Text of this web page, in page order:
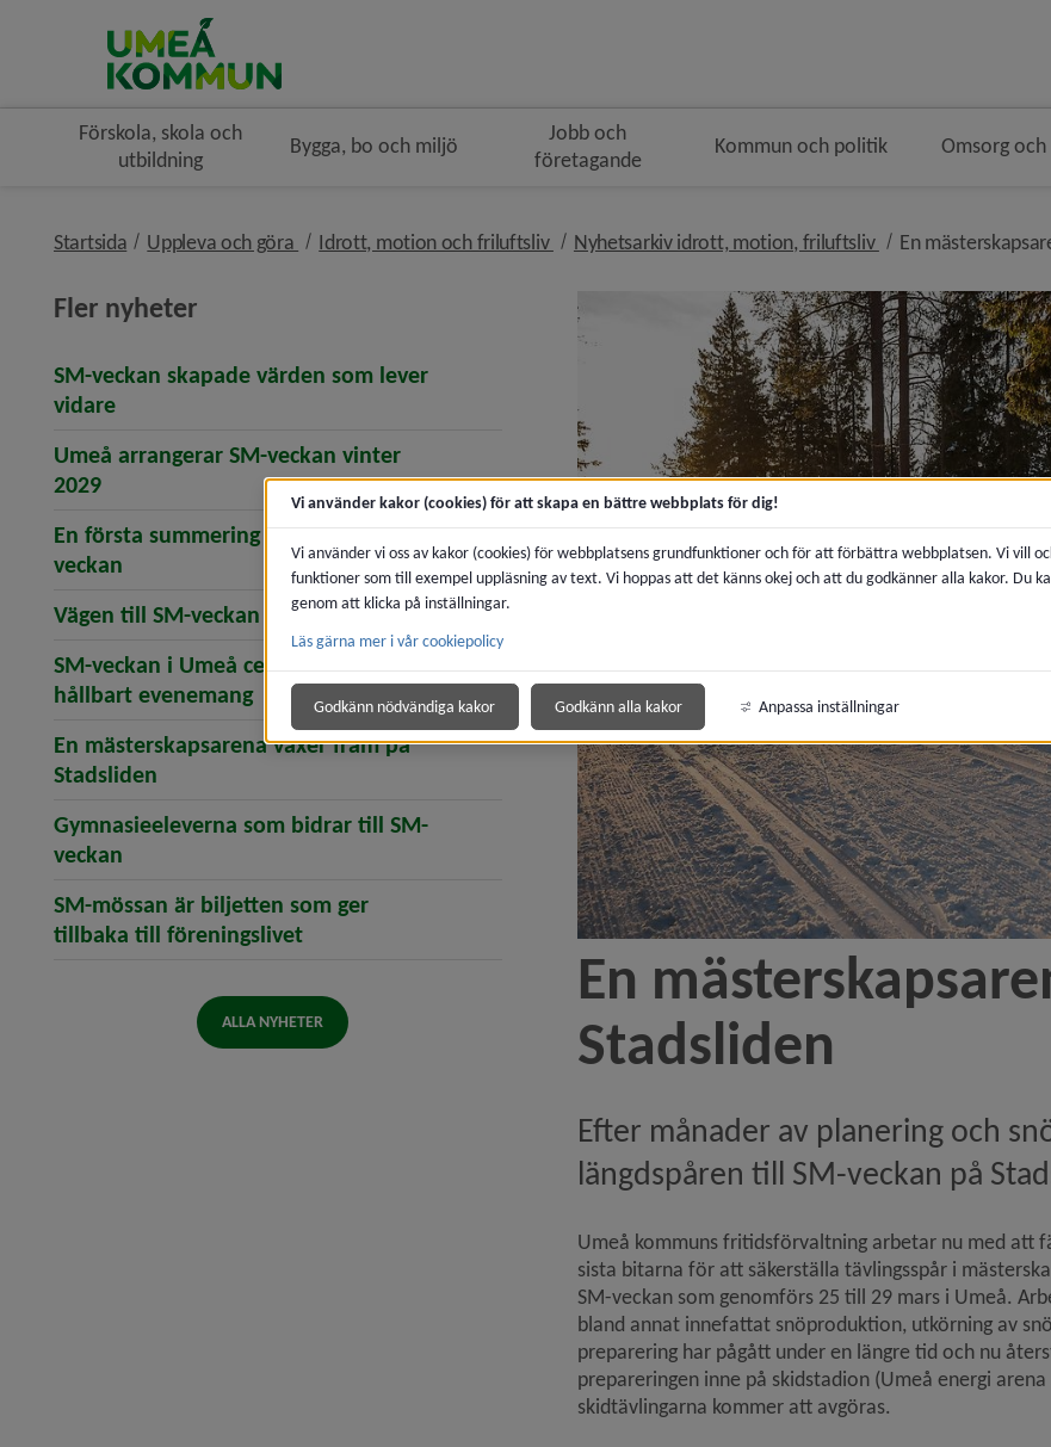
Förskola, skola och
utbildning
Bygga, bo och miljö
Jobb och
företagande
Kommun och politik Omsorg
Startsida Uppleva och göra nivå i brödsmulenavigeringen
Idrott, motion och friluftsliv nivå i brödsmulenavigeringen
Nyhetsarkiv idrott, motion, friluftsliv nivå i
En
Fler nyheter
SM-veckan skapade värden som lever
vidare(öppnar artikeln SM-veckan skapade värden som lever vidare)
Umeå arrangerar SM-veckan vinter
2029(öppnar artikeln Umeå arrangerar SM-veckan vinter 2029)
En första summering – så blev SM-
veckan (öppnar artikeln En första summering – så blev SM-veckan)
Vägen till SM-veckan i Umeå(öppnar artikeln Vägen till SM-veckan i Umeå)
SM-veckan i Umeå certifieras som ett
hållbart evenemang(öppnar artikeln SM-veckan i Umeå certifieras som ett hållbart evenemang)
En mästerskapsarena växer fram på
Stadsliden (öppnar artikeln En mästerskapsarena växer fram på Stadsliden)
Gymnasieeleverna som bidrar till SM-
veckan (öppnar artikeln Gymnasieeleverna som bidrar till SM-veckan)
SM-mössan är biljetten som ger
tillbaka till föreningslivet(öppnar artikeln SM-mössan är biljetten som ger tillbaka till föreningslivet)
ALLA NYHETER
En
Stadsliden
Efter månader av planering och
längdspåren till SM-veckan på
Umeå kommuns fritidsförvaltning arbetar nu med att
sista bitarna för att säkerställa tävlingsspår i
SM-veckan som genomförs 25 till 29 mars i Umeå.
bland annat innefattat snöproduktion, utkörning av
preparering har pågått under en längre tid och nu
prepareringen inne på skidstadion (Umeå energi arena
skidtävlingarna kommer att avgöras.
Vi använder kakor (cookies) för att skapa en bättre webbplats för dig!
Vi använder vi oss av kakor (cookies) för webbplatsens grundfunktioner och för att förbättra webbplatsen. Vi vill
funktioner som till exempel uppläsning av text. Vi hoppas att det känns okej och att du godkänner alla kakor. Du
genom att klicka på inställningar.
Läs gärna mer i vår cookiepolicy
Godkänn nödvändiga kakor Godkänn alla kakor Anpassa inställningar